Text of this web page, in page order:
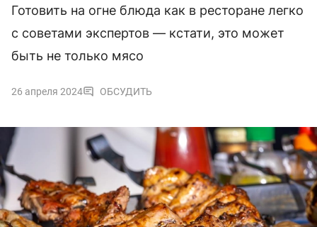
Готовить на огне блюда как в ресторане легко
с советами экспертов — кстати, это может
быть не только мясо
26 апреля 2024 ОБСУДИТЬ